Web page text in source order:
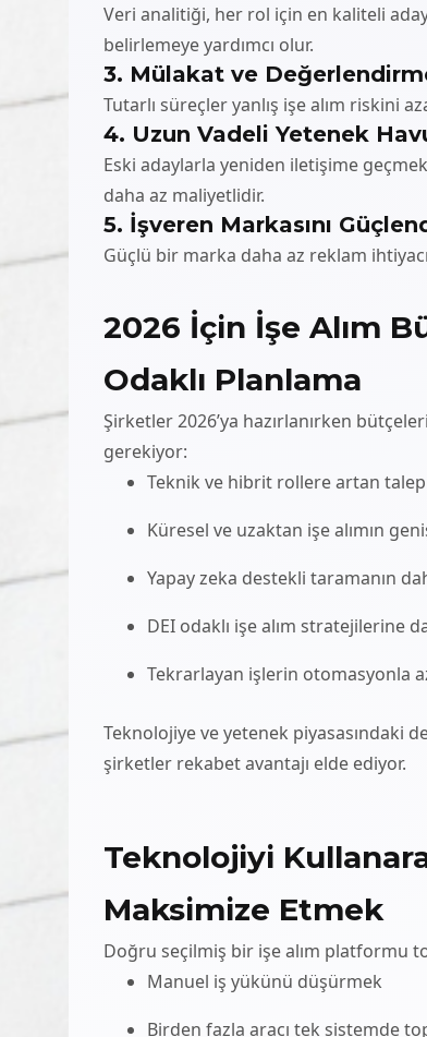
Veri analitiği, her rol için en kaliteli
belirlemeye yardımcı olur.
3. Mülakat ve
Tutarlı süreçler yanlış işe alım riskini
4. Uzun Vadeli Yetenek
Eski adaylarla yeniden iletişime
daha az maliyetlidir.
5. İşveren Markasını
Güçlü bir marka daha az reklam
2026 İçin İşe Alım
Odaklı Planlama
Şirketler 2026’ya hazırlanırken
gerekiyor:
Teknik ve hibrit rollere artan talep
Küresel ve uzaktan işe alımın
Yapay zeka destekli taramanın
DEI odaklı işe alım stratejilerine
Tekrarlayan işlerin otomasyonla
Teknolojiye ve yetenek piyasasındaki
şirketler rekabet avantajı elde ediyor.
Teknolojiyi
Maksimize Etmek
Doğru seçilmiş bir işe alım platformu
Manuel iş yükünü düşürmek
Birden fazla aracı tek sistemde